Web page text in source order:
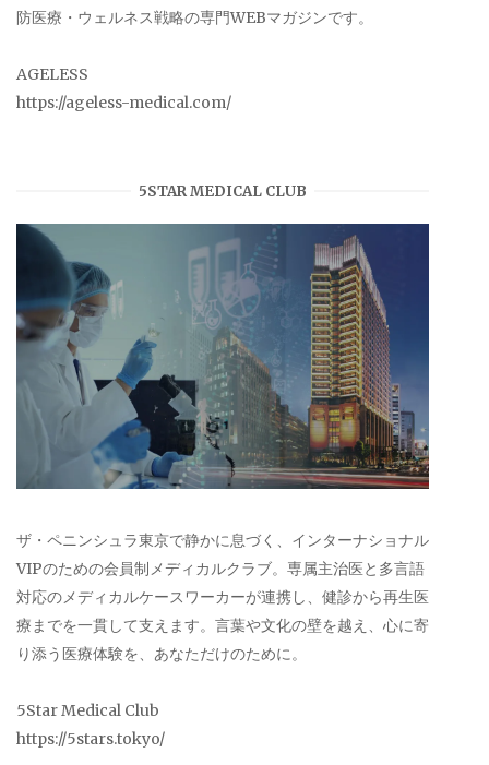
防医療・ウェルネス戦略の専門WEBマガジンです。
AGELESS
https://ageless-medical.com/
5STAR MEDICAL CLUB
ザ・ペニンシュラ東京で静かに息づく、インターナショナル
VIPのための会員制メディカルクラブ。専属主治医と多言語
対応のメディカルケースワーカーが連携し、健診から再生医
療までを一貫して支えます。言葉や文化の壁を越え、心に寄
り添う医療体験を、あなただけのために。
5Star Medical Club
https://5stars.tokyo/